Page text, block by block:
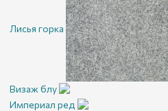
Лисья горка
Визаж блу
Империал ред